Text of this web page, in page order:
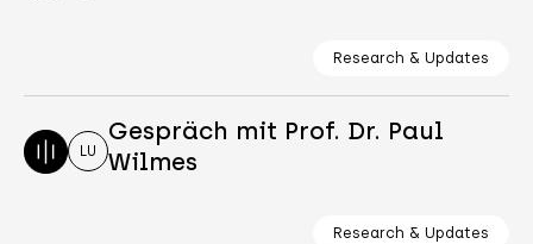
Research & Updates
LU
Gespräch mit Prof. Dr. Paul
Wilmes
Research & Updates